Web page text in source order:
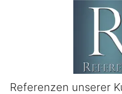
Referenzen unserer